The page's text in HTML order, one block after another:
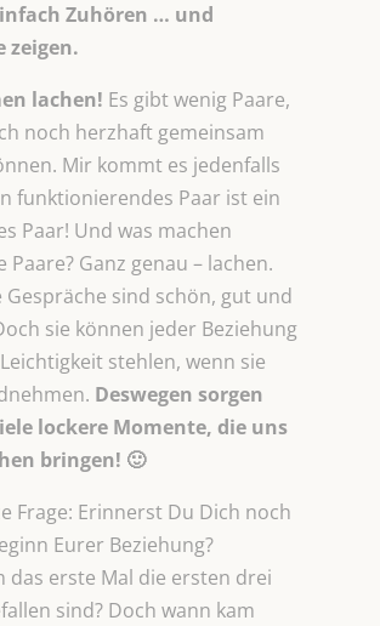
Zuhören … und
zeigen.
lachen! Es gibt wenig Paare,
noch herzhaft gemeinsam
Mir kommt es jedenfalls
funktionierendes Paar ist ein
Paar! Und was machen
Paare? Ganz genau – lachen.
Gespräche sind schön, gut und
sie können jeder Beziehung
stehlen, wenn sie
Deswegen sorgen
lockere Momente, die uns
bringen! 🙂
Frage: Erinnerst Du Dich noch
Eurer Beziehung?
das erste Mal die ersten drei
sind? Doch wann kam